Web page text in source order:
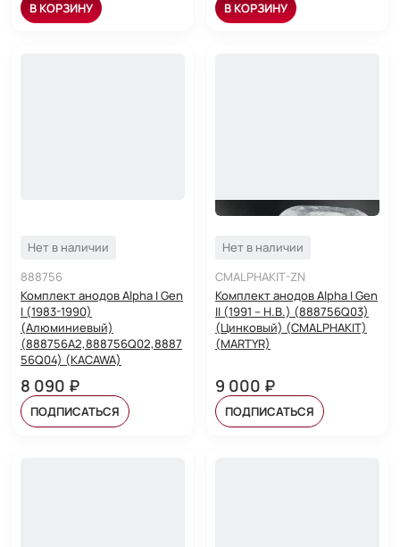
В КОРЗИНУ В КОРЗИНУ
Нет в наличии
888756
Комплект анодов Alpha I Gen
I (1983-1990)
(Алюминиевый)
(888756A2,888756Q02,8887
56Q04) (KACAWA)
8 090 ₽
ПОДПИСАТЬСЯ
Нет в наличии
CMALPHAKIT-ZN
Комплект анодов Alpha I Gen
II (1991 – Н.В.) (888756Q03)
(Цинковый) (CMALPHAKIT)
(MARTYR)
9 000 ₽
ПОДПИСАТЬСЯ